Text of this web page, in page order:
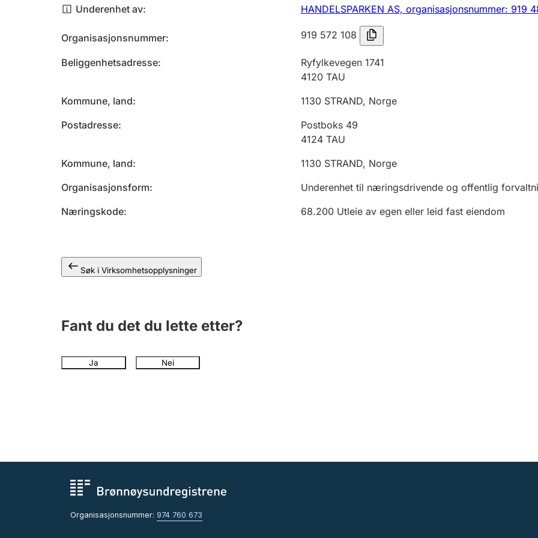
Underenhet av HANDELSPARKEN AS, organisasjonsnummer: 919
Organisasjonsnummer 919 572 108
Beliggenhetsadresse
Ryfylkevegen 1741
4120 TAU
Kommune, land
1130 STRAND, Norge
Postadresse
Postboks 49
4124 TAU
Kommune, land
1130 STRAND, Norge
Organisasjonsform
Underenhet til næringsdrivende og offentlig
Næringskode
68.200 Utleie av egen eller leid fast eiendom
Søk i Virksomhetsopplysninger
Fant du det du lette etter?
Ja Nei
Organisasjonsnummer: 974 760 673